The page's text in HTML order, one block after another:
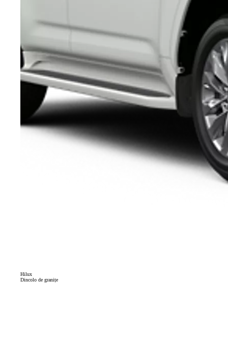
Hilux
Dincolo de granițe